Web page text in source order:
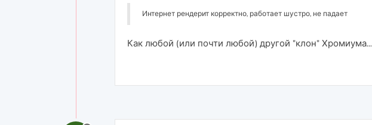
Интернет рендерит корректно, работает шустро, не падает
Как любой (или почти любой) другой "клон" Хромиума...